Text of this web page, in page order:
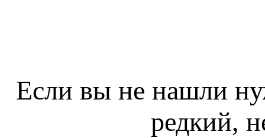
Если вы не нашли
редкий,